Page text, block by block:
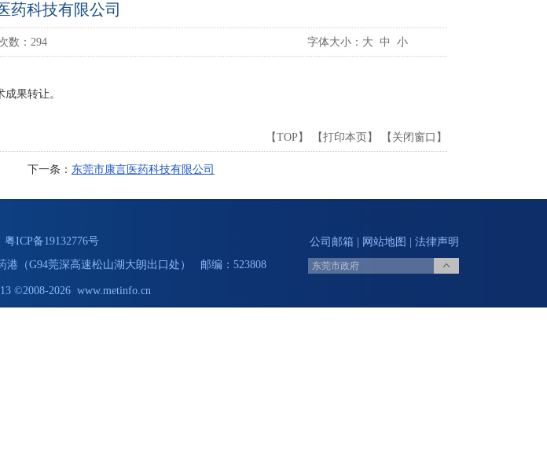
药科技有限公司
数： 294 字体大小： 大 中 小
果转让。
【TOP 】 【打印本页 】 【 关闭窗口 】
下一条： 东莞市康言医药科技有限公司
粤ICP备19132776号
港（G94莞深高速松山湖大朗出口处） 邮编：523808
公司邮箱 网站地图 法律声明
©2008-2026 www.metinfo.cn